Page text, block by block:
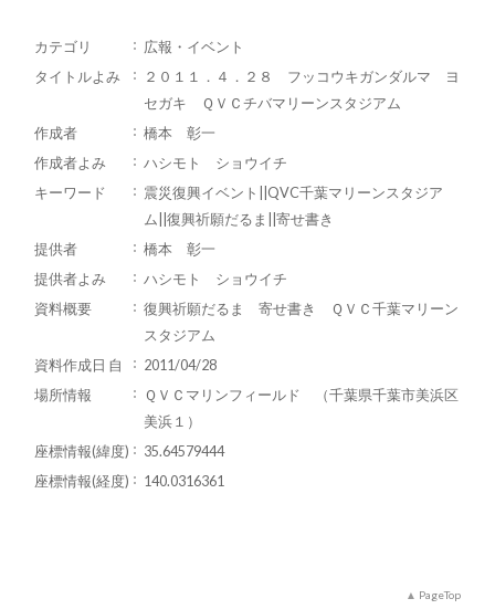
カテゴリ
広報・イベント
タイトルよみ
２０１１．４．２８ フッコウキガンダルマ ヨ
セガキ ＱＶＣチバマリーンスタジアム
作成者
橋本 彰一
作成者よみ
ハシモト ショウイチ
キーワード
震災復興イベント||QVC千葉マリーンスタジア
ム||復興祈願だるま||寄せ書き
提供者
橋本 彰一
提供者よみ
ハシモト ショウイチ
資料概要
復興祈願だるま 寄せ書き ＱＶＣ千葉マリーン
スタジアム
資料作成日 自
2011/04/28
場所情報
ＱＶＣマリンフィールド （千葉県千葉市美浜区
美浜１）
座標情報(緯度)
35.64579444
座標情報(経度)
140.0316361
PageTop